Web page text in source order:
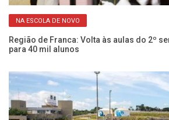
NA ESCOLA DE NOVO
Região de Franca: Volta às aulas do 2º
para 40 mil alunos